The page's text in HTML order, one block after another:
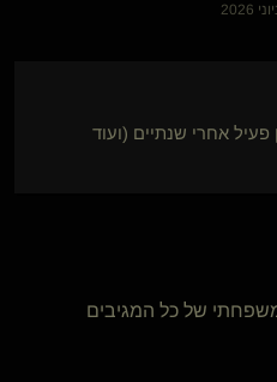
אחרי שנתיים (ועוד
של כל המגיבים